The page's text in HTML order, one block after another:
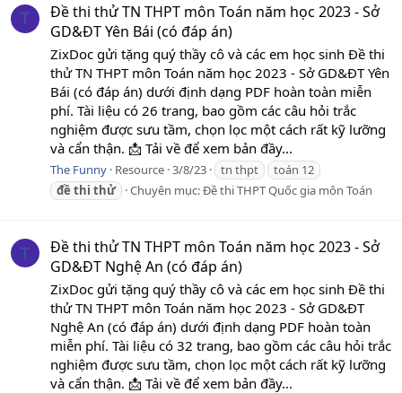
T
Đề thi thử TN THPT môn Toán năm học 2023 - Sở
GD&ĐT Yên Bái (có đáp án)
ZixDoc gửi tặng quý thầy cô và các em học sinh Đề thi
thử TN THPT môn Toán năm học 2023 - Sở GD&ĐT Yên
Bái (có đáp án) dưới định dạng PDF hoàn toàn miễn
phí. Tài liệu có 26 trang, bao gồm các câu hỏi trắc
nghiệm được sưu tầm, chọn lọc một cách rất kỹ lưỡng
và cẩn thận. 📩 Tải về để xem bản đầy...
The Funny Resource 3/8/23 tn thpt
toán 12
đề thi thử Chuyên mục:Đề thi THPT Quốc gia môn Toán
T
Đề thi thử TN THPT môn Toán năm học 2023 - Sở
GD&ĐT Nghệ An (có đáp án)
ZixDoc gửi tặng quý thầy cô và các em học sinh Đề thi
thử TN THPT môn Toán năm học 2023 - Sở GD&ĐT
Nghệ An (có đáp án) dưới định dạng PDF hoàn toàn
miễn phí. Tài liệu có 32 trang, bao gồm các câu hỏi trắc
nghiệm được sưu tầm, chọn lọc một cách rất kỹ lưỡng
và cẩn thận. 📩 Tải về để xem bản đầy...